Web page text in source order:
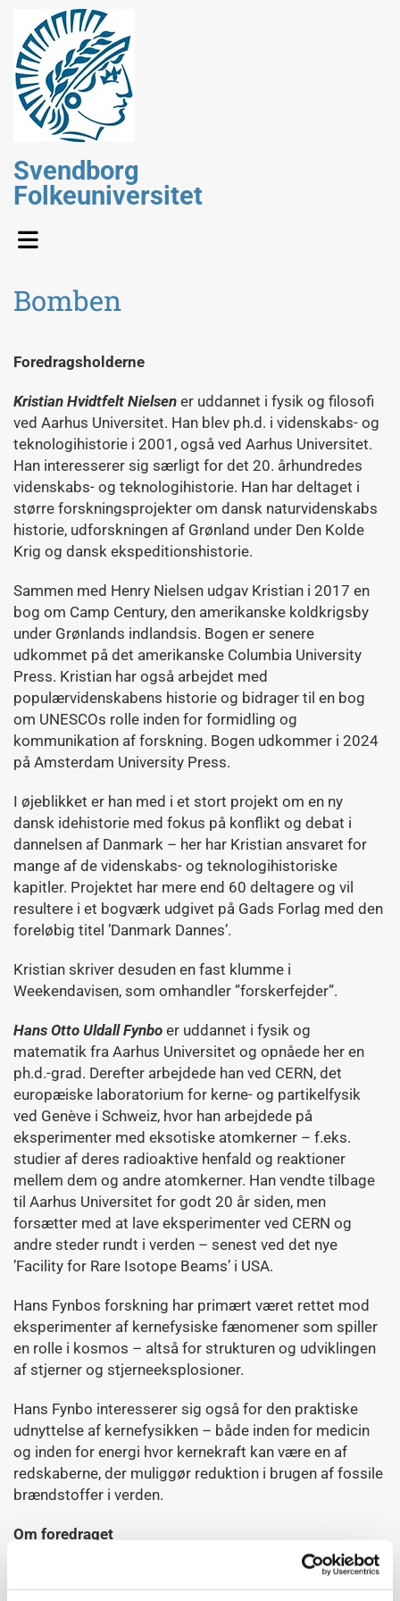
Svendborg
Folkeuniversitet
Bomben
Foredragsholderne
Kristian Hvidtfelt Nielsen er uddannet i fysik og filosofi
ved Aarhus Universitet. Han blev ph.d. i videnskabs- og
teknologihistorie i 2001, også ved Aarhus Universitet.
Han interesserer sig særligt for det 20. århundredes
videnskabs- og teknologihistorie. Han har deltaget i
større forskningsprojekter om dansk naturvidenskabs
historie, udforskningen af Grønland under Den Kolde
Krig og dansk ekspeditionshistorie.
Sammen med Henry Nielsen udgav Kristian i 2017 en
bog om Camp Century, den amerikanske koldkrigsby
under Grønlands indlandsis. Bogen er senere
udkommet på det amerikanske Columbia University
Press. Kristian har også arbejdet med
populærvidenskabens historie og bidrager til en bog
om UNESCOs rolle inden for formidling og
kommunikation af forskning. Bogen udkommer i 2024
på Amsterdam University Press.
I øjeblikket er han med i et stort projekt om en ny
dansk idehistorie med fokus på konflikt og debat i
dannelsen af Danmark – her har Kristian ansvaret for
mange af de videnskabs- og teknologihistoriske
kapitler. Projektet har mere end 60 deltagere og vil
resultere i et bogværk udgivet på Gads Forlag med den
foreløbig titel ’Danmark Dannes’.
Kristian skriver desuden en fast klumme i
Weekendavisen, som omhandler ”forskerfejder”.
Hans Otto UldallFynbo er uddannet i fysik og
matematik fra Aarhus Universitet og opnåede her en
ph.d.-grad. Derefter arbejdede han ved CERN, det
europæiske laboratorium for kerne- og partikelfysik
ved Genève i Schweiz, hvor han arbejdede på
eksperimenter med eksotiske atomkerner – f.eks.
studier af deres radioaktive henfald og reaktioner
mellem dem og andre atomkerner. Han vendte tilbage
til Aarhus Universitet for godt 20 år siden, men
forsætter med at lave eksperimenter ved CERN og
andre steder rundt i verden – senest ved det nye
’Facility for Rare Isotope Beams’ i USA.
Hans Fynbos forskning har primært været rettet mod
eksperimenter af kernefysiske fænomener som spiller
en rolle i kosmos – altså for strukturen og udviklingen
af stjerner og stjerneeksplosioner.
Hans Fynbo interesserer sig også for den praktiske
udnyttelse af kernefysikken – både inden for medicin
og inden for energi hvor kernekraft kan være en af
redskaberne, der muliggør reduktion i brugen af fossile
brændstoffer i verden.
Om foredraget
Mellem de to Verdenskrige – en tid som var præget af
høj usikkerhed, store kulturelle forandringer og